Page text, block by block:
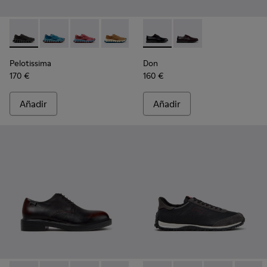
Pelotissima - K101109-006 - Zapatillas negras de
Pelotissima - K101109-011 - Zapatillas azules de
Pelotissima - K101109-010
Pelotissima - K101109-007 -
Pelotissima
170 €
Añadir
Don - K101140-001 -
Don - K101140-003
Don
160 €
Añadir